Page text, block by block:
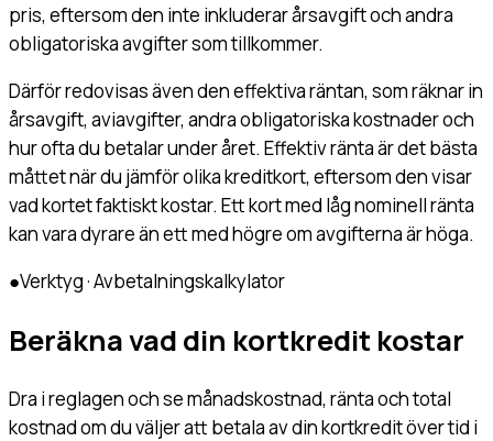
pris, eftersom den inte inkluderar årsavgift och andra
obligatoriska avgifter som tillkommer.
Därför redovisas även den effektiva räntan, som räknar in
årsavgift, aviavgifter, andra obligatoriska kostnader och
hur ofta du betalar under året. Effektiv ränta är det bästa
måttet när du jämför olika kreditkort, eftersom den visar
vad kortet faktiskt kostar. Ett kort med låg nominell ränta
kan vara dyrare än ett med högre om avgifterna är höga.
●Verktyg · Avbetalningskalkylator
Beräkna vad din kortkredit kostar
Dra i reglagen och se månadskostnad, ränta och total
kostnad om du väljer att betala av din kortkredit över tid i